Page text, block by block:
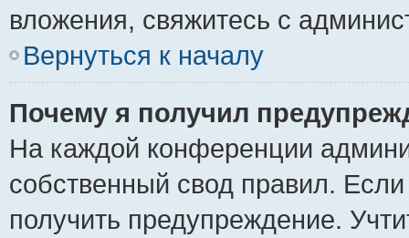
вложения, свяжитесь с
Вернуться к началу
Почему я получил
На каждой конференции
собственный свод правил.
получить предупреждение.